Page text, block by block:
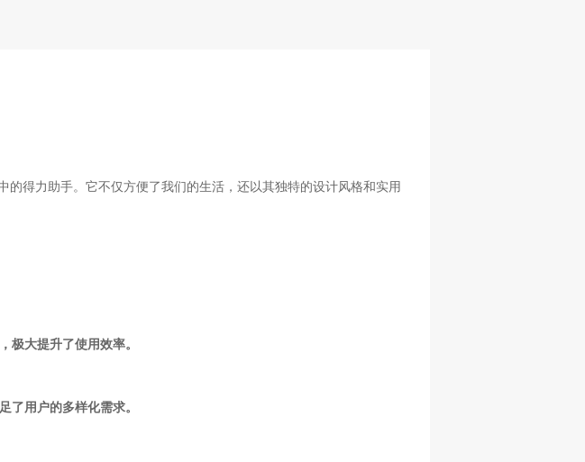
的得力助手。它不仅方便了我们的生活，还以其独特的设计风格和实用
极大提升了使用效率。
了用户的多样化需求。